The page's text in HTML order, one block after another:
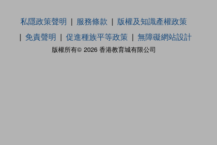
版權所有© 2026 香港教育城有限公司
私隱政策聲明 服務條款
版權及知識產權政策
免責聲明
促進種族平等政策 無障礙網站設計